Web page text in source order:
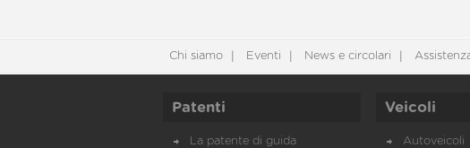
Chi siamo Eventi News e circolari
Patenti
La patente di guida
Veicoli
Autoveicoli